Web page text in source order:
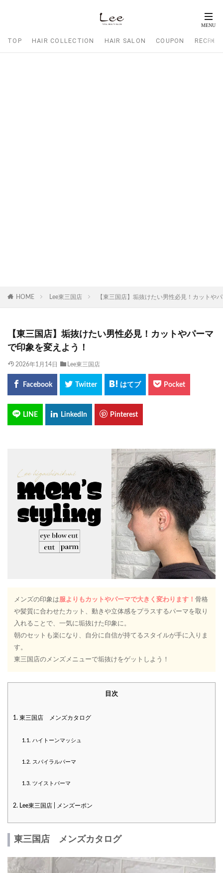
TOP HAIR COLLECTION HAIR SALON COUPON
HOME Lee東三国店 【東三国店】垢抜けたい男性必見！カットや
【東三国店】垢抜けたい男性必見！カットやパーマ
で印象を変えよう！
2026年1月14日 Lee東三国店
メンズの印象は 服よりもカットやパーマで大きく変わります！ 骨格
や髪質に合わせたカット、動きや立体感をプラスするパーマを取り
入れることで、一気に垢抜けた印象に。
朝のセットも楽になり、自分に自信が持てるスタイルが手に入りま
す。
東三国店のメンズメニューで垢抜けをゲットしよう！
目次
1. 東三国店 メンズカタログ
1.1. ハイトーンマッシュ
1.2. スパイラルパーマ
1.3. ツイストパーマ
2. Lee東三国店 | メンズーポン
東三国店 メンズカタログ